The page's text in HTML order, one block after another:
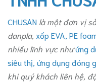
CHUSAN là một đơn vị
danpla, xốp EVA, PE
nhiều lĩnh vực nhưứng
siêu thị ứng dụng đóng
khi quý khách liên hệ,